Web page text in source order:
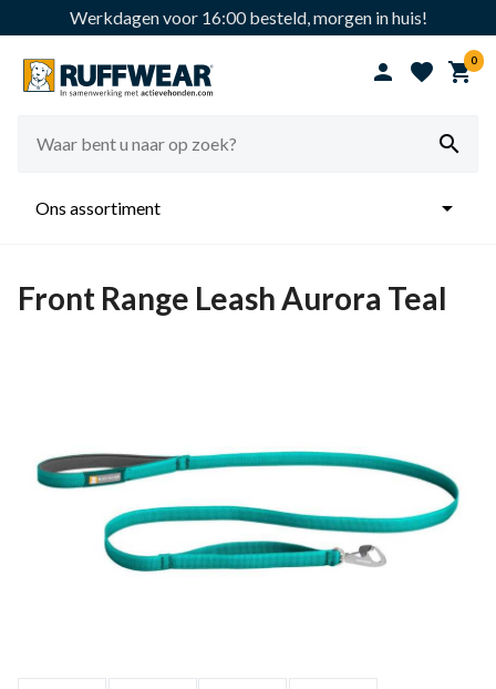
Werkdagen voor 16:00 besteld, morgen in huis!
  0

Ons assortiment 
Front Range Leash Aurora Teal